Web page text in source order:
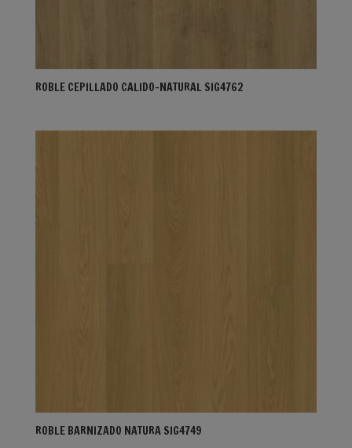
ROBLE CEPILLADO CALIDO-NATURAL SIG4762
ROBLE BARNIZADO NATURA SIG4749